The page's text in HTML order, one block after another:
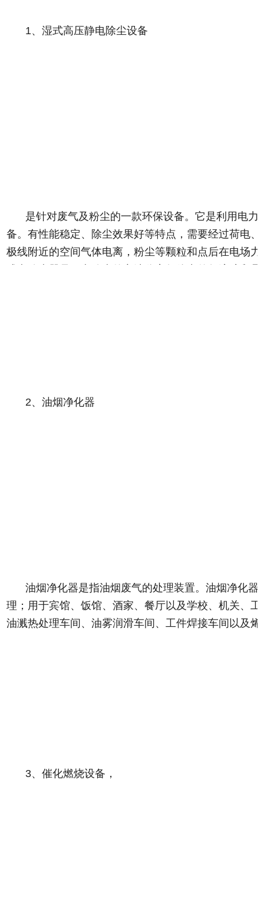
1、湿式高压静电除尘设备
是针对废气及粉尘的一款环保设备。它是利用电
备。有性能稳定、除尘效果好等特点，需要经过荷电
极线附近的空间气体电离，粉尘等颗粒和点后在电场
2、油烟净化器
油烟净化器是指油烟废气的处理装置。油烟净化
理；用于宾馆、饭馆、酒家、餐厅以及学校、机关、
油溅热处理车间、油雾润滑车间、工件焊接车间以及
3、催化燃烧设备，